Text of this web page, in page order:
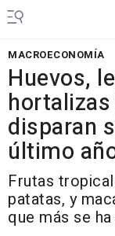
MACROECONOMÍA
Huevos,
disparan
último
Frutas
patatas, y
que más se